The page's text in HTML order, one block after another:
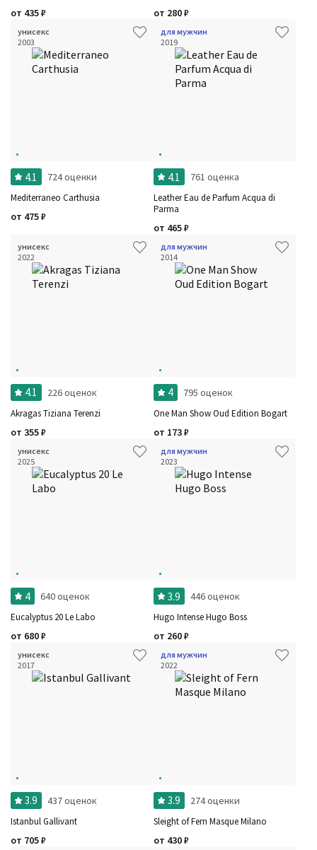
Страна производитель
от 435₽ от 280₽
унисекс
2003
4.1 724 оценки
Mediterraneo Carthusia
от 475₽
для мужчин
2019
4.1 761 оценка
Leather Eau de Parfum Acqua di
Parma
от 465₽
унисекс
2022
4.1 226 оценок
Akragas Tiziana Terenzi
от 355₽
для мужчин
2014
4 795 оценок
One Man Show Oud Edition Bogart
от 173₽
унисекс
2025
4 640 оценок
Eucalyptus 20 Le Labo
от 680₽
для мужчин
2023
3.9 446 оценок
Hugo Intense Hugo Boss
от 260₽
унисекс
2017
3.9 437 оценок
Istanbul Gallivant
от 705₽
для мужчин
2022
3.9 274 оценки
Sleight of Fern Masque Milano
от 430₽